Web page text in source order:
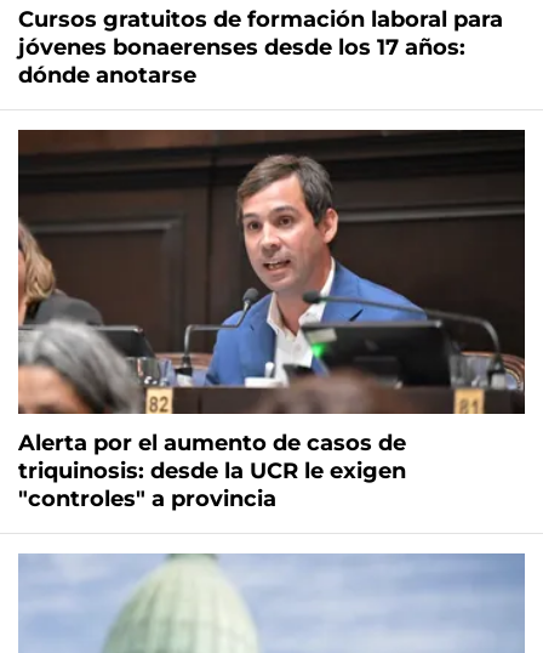
Cursos gratuitos de formación laboral para
jóvenes bonaerenses desde los 17 años:
dónde anotarse
Alerta por el aumento de casos de
triquinosis: desde la UCR le exigen
"controles" a provincia